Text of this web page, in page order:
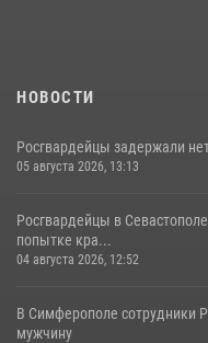
НОВОСТИ
Росгвардейцы задержали
05 августа 2026, 13:13
Росгвардейцы в
попытке кра...
04 августа 2026, 12:52
В Симферополе сотрудники
мужчину